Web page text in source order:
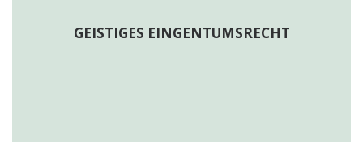
GEISTIGES EINGENTUMSRECHT